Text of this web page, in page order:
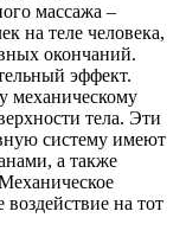
массажа –
на теле человека,
окончаний.
эффект.
механическому
тела. Эти
систему имеют
а также
на тот